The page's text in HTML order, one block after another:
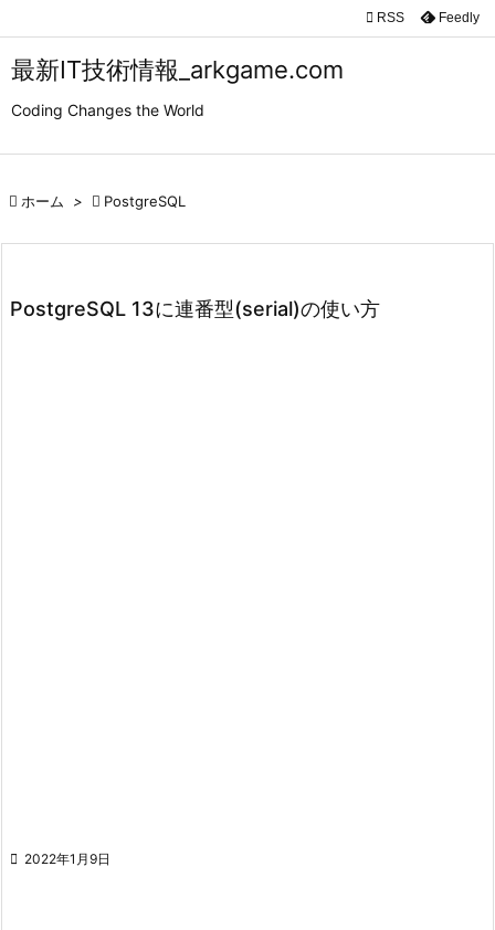
最新IT技術情報_arkgame.com
Coding Changes the World


 RSS Feedly
 ホーム >  PostgreSQL
PostgreSQL 13に連番型(serial)の使い方
 2022年1月9日